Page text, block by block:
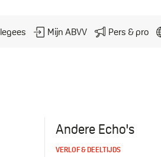
Mijn ABVV Pers & pro
Andere Echo's
VERLOF & DEELTIJDS